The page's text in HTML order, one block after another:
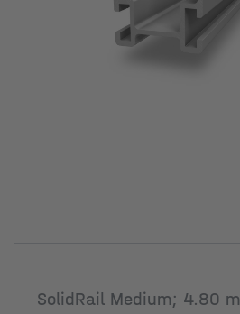
SolidRail Medium; 4.80 m